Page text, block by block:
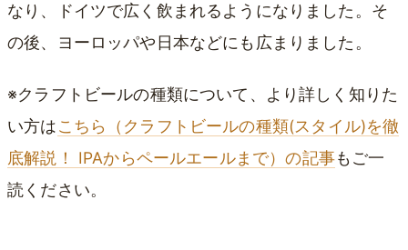
なり、ドイツで広く飲まれるようになりました。そ
の後、ヨーロッパや日本などにも広まりました。
※クラフトビールの種類について、より詳しく知りた
い方はこちら（クラフトビールの種類(スタイル)を徹
底解説！ IPAからペールエールまで）の記事もご一
読ください。